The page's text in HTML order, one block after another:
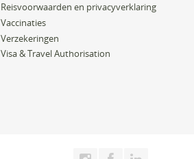
Reisvoorwaarden en privacyverklaring
Vaccinaties
Verzekeringen
Visa & Travel Authorisation